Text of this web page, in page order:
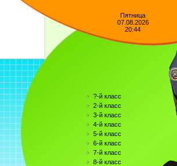
Пятница
07.08.2026
20:44
?-й класс
2-й класс
3-й класс
4-й класс
5-й класс
6-й класс
7-й класс
8-й класс